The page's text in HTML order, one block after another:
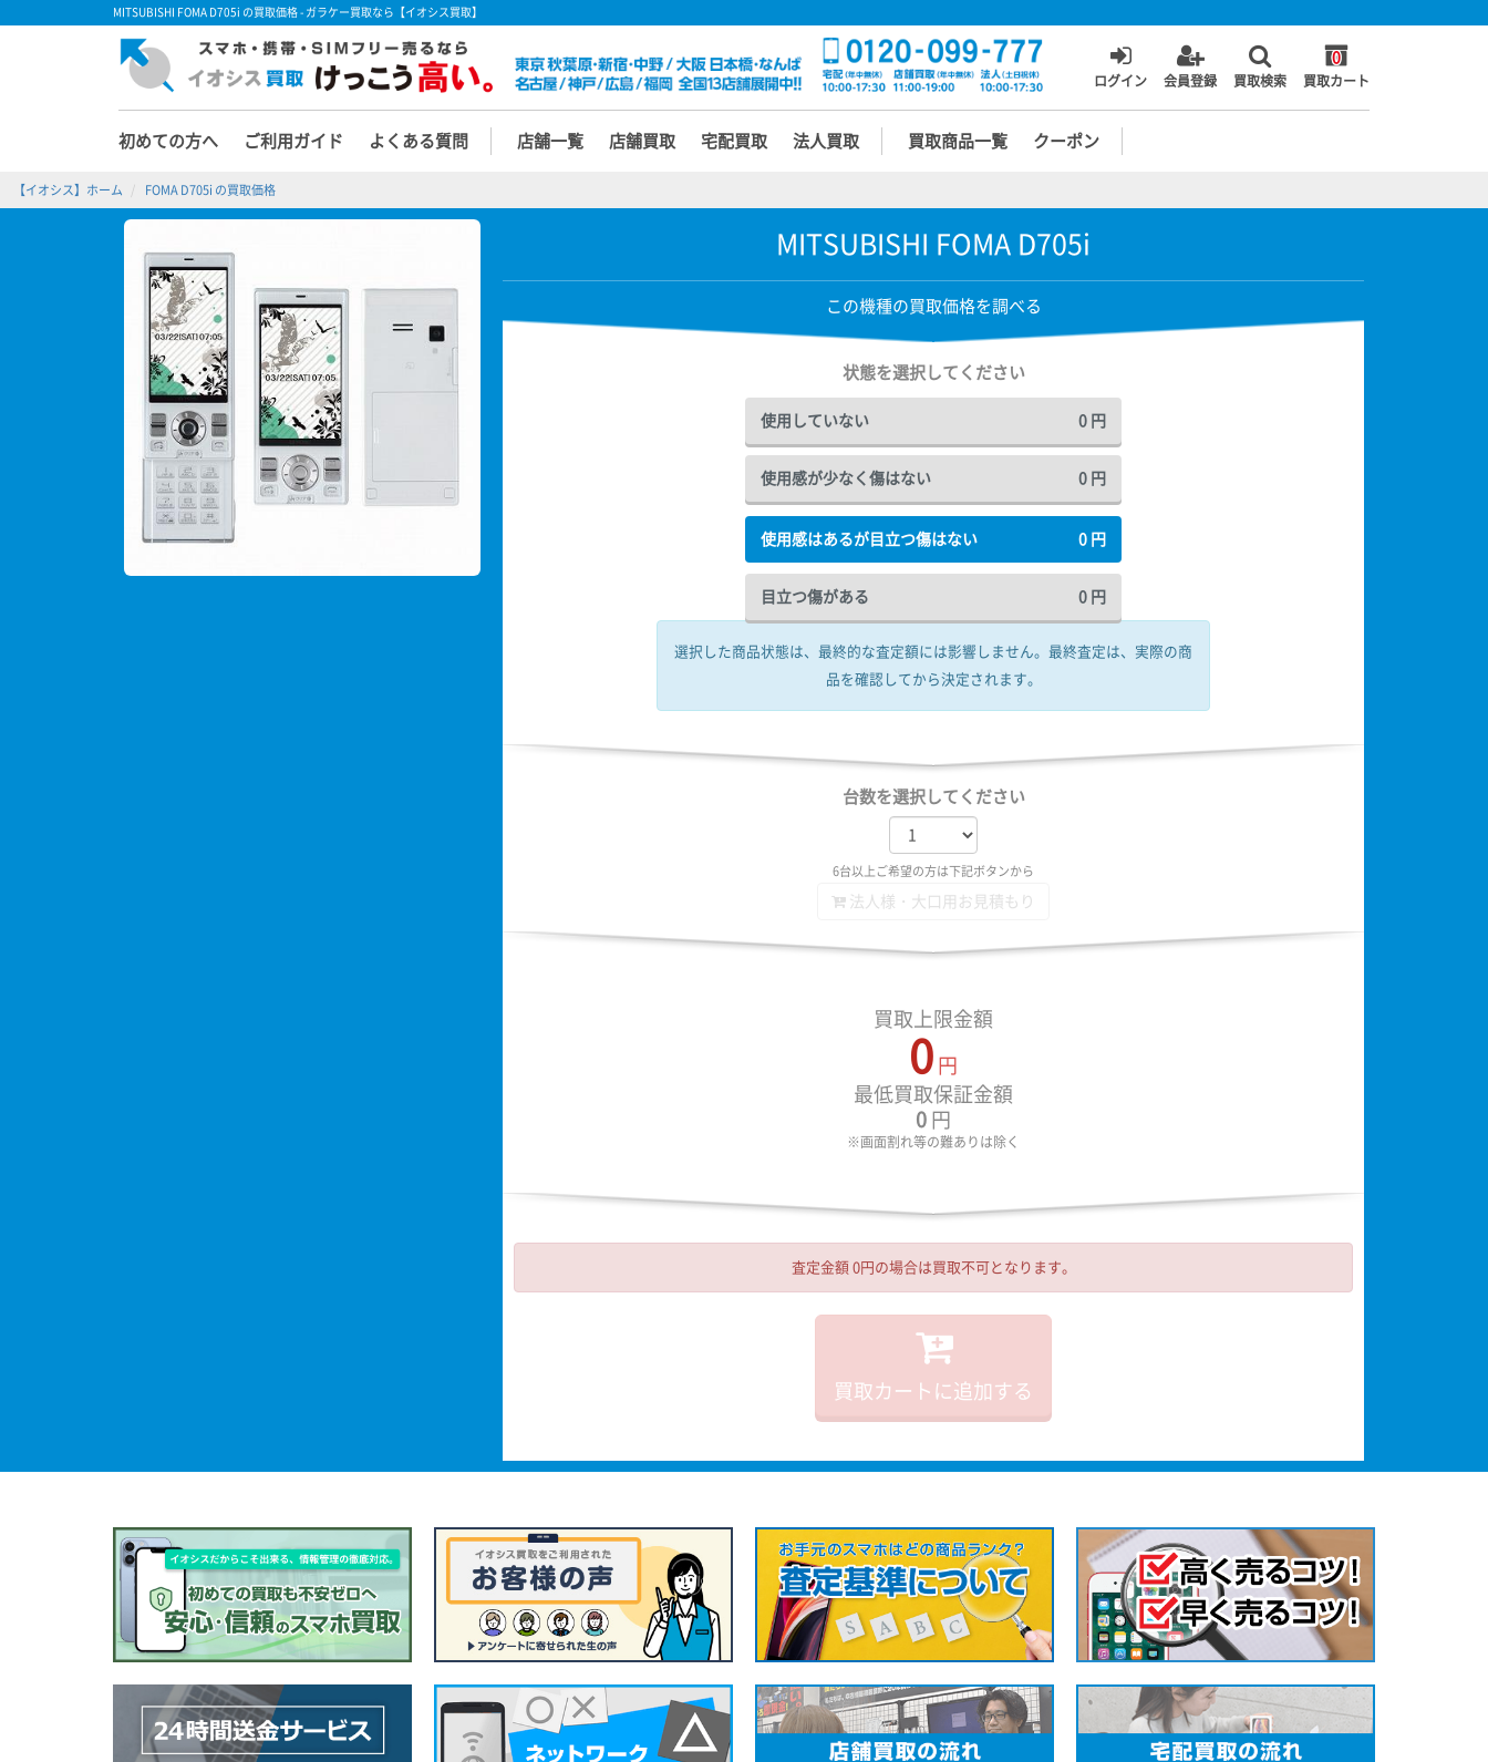
MITSUBISHI FOMA D705i の買取価格 - ガラケー買取なら【イオシス買取】
ログイン 会員登録 買取検索
0
買取カート
初めての方へ ご利用ガイド よくある質問 店舗一覧 店舗買取 宅配買取 法人買取 買取商品一覧 クーポン
【イオシス】ホーム FOMA D705i の買取価格
MITSUBISHI FOMA D705i
この機種の買取価格を調べる
状態を選択してください
使用していない 0 円
使用感が少なく傷はない 0 円
使用感はあるが目立つ傷はない 0 円
目立つ傷がある 0 円
選択した商品状態は、最終的な査定額には影響しません。 最終査定は、実際の商
品を確認してから決定されます。
台数を選択してください
6台以上ご希望の方は下記ボタンから
法人様・大口用お見積もり
買取上限金額
0 円
最低買取保証金額
0 円
※画面割れ等の難ありは除く
査定金額 0円の場合は買取不可となります。
買取カートに追加する